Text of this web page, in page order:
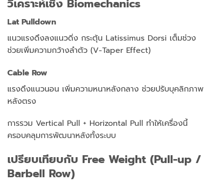
วิเคราะห์เชิง Biomechanics
Lat Pulldown
แนวแรงดึงลงแนวดิ่ง กระตุ้น Latissimus Dorsi เต็มช่วง
ช่วยเพิ่มความกว้างลำตัว (V-Taper Effect)
Cable Row
แรงดึงแนวนอน เพิ่มความหนาหลังกลาง ช่วยปรับบุคลิกภาพ
หลังตรง
การรวม Vertical Pull + Horizontal Pull ทำให้เครื่องนี้
ครอบคลุมการพัฒนาหลังทั้งระบบ
เปรียบเทียบกับ Free Weight (Pull-up /
Barbell Row)